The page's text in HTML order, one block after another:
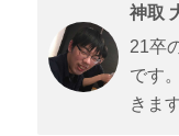
神取
21卒
です
きま